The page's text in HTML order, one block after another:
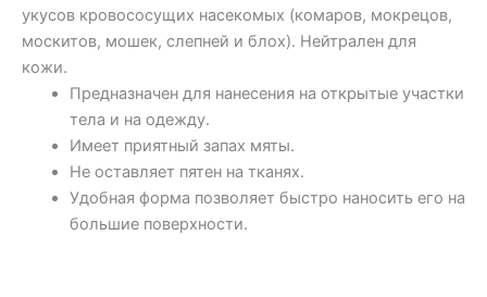
укусов кровососущих насекомых (комаров, мокрецов,
москитов, мошек, слепней и блох). Нейтрален для
кожи.
Предназначен для нанесения на открытые участки
тела и на одежду.
Имеет приятный запах мяты.
Не оставляет пятен на тканях.
Удобная форма позволяет быстро наносить его на
большие поверхности.